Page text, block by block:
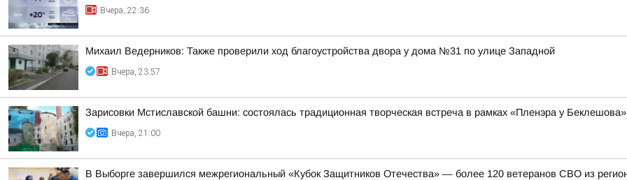
Вчера, 22:36
Михаил Ведерников: Также проверили ход благоустройства двора у дома №31 по улице Западной
Вчера, 23:57
Зарисовки Мстиславской башни: состоялась традиционная творческая встреча в рамках «Пленэра у Беклешова»
Вчера, 21:00
В Выборге завершился межрегиональный «Кубок Защитников Отечества» — более 120 ветеранов СВО из